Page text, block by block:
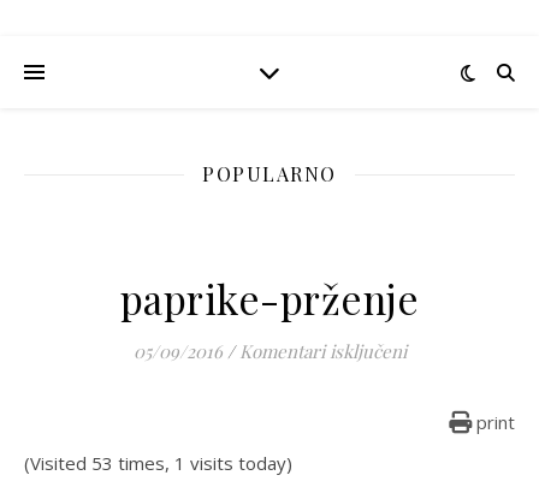
POPULARNO
paprike-prženje
05/09/2016 / Komentari isključeniza paprike-
print
(Visited 53 times, 1 visits today)